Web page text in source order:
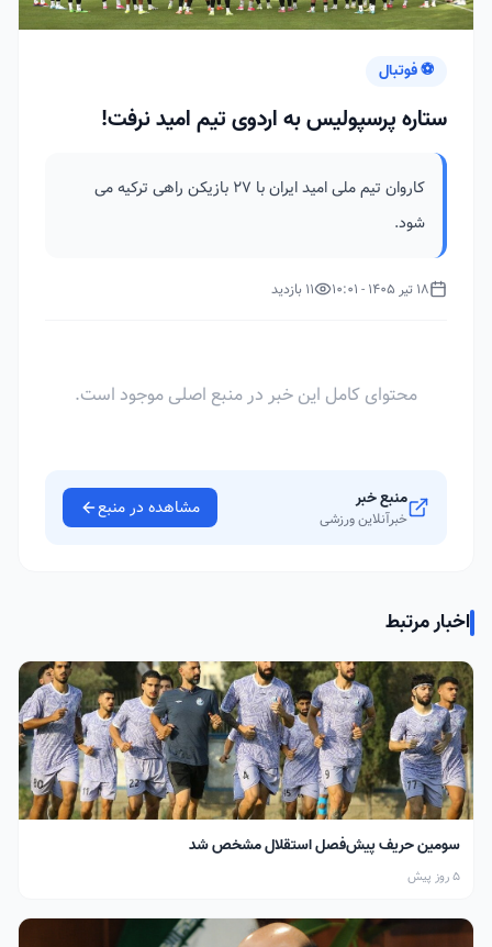
⚽ فوتبال
ستاره‌ پرسپولیس به اردوی تیم امید نرفت!
کاروان تیم ملی امید ایران با ۲۷ بازیکن راهی ترکیه می
شود.
18 تیر 1405 - 10:01 11 بازدید
محتوای کامل این خبر در منبع اصلی موجود است.
منبع خبر
خبرآنلاین ورزشی مشاهده در منبع
اخبار مرتبط
سومین حریف پیش‌فصل استقلال مشخص شد
5 روز پیش